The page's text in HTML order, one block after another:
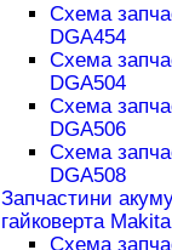
Схема
DGA454
Схема
DGA504
Схема
DGA506
Схема
DGA508
Запчастини
гайковерта Makita
Схема